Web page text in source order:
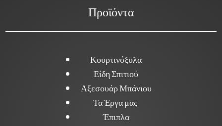
Προϊόντα
Κουρτινόξυλα
Είδη Σπιτιού
Αξεσουάρ Μπάνιου
Τα Έργα μας
Έπιπλα